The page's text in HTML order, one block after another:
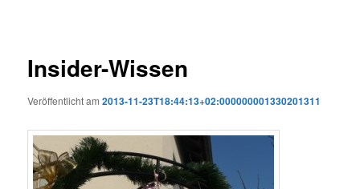
Insider-Wissen
Veröffentlicht am2013-11-23T18:44:13+02:000000001330201311